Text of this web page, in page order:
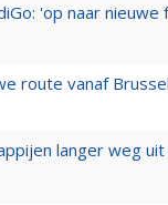
'op naar nieuwe
route vanaf
langer weg